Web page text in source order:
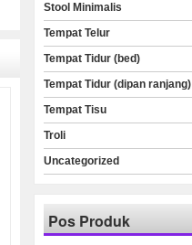
Stool Minimalis
Tempat Telur
Tempat Tidur (bed)
Tempat Tidur (dipan ranjang)
Tempat Tisu
Troli
Uncategorized
Pos Produk